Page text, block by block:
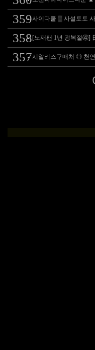
359사이다쿨 ▒ 사설토토
358 [노재팬 1년 광복절④]
357시알리스구매처 ◎ 천